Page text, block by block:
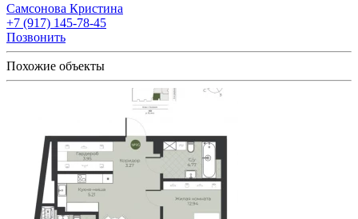
Самсонова Кристина
+7 (917) 145-78-45
Позвонить
Похожие объекты